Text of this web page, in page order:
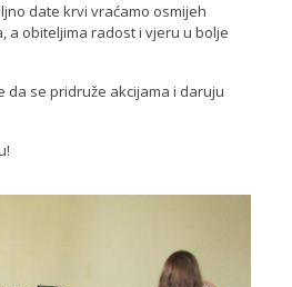
date krvi vraćamo osmijeh
a obiteljima radost i vjeru u bolje
da se pridruže akcijama i daruju